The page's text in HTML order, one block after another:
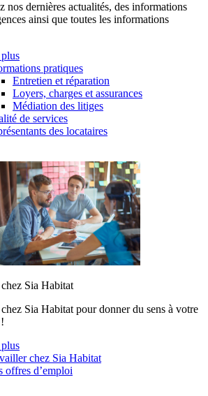
nos dernières actualités, des informations
ainsi que toutes les informations
pratiques
Entretien et réparation
Loyers, charges et assurances
Médiation des litiges
de services
des locataires
Sia Habitat
Sia Habitat pour donner du sens à votre
chez Sia Habitat
offres d’emploi